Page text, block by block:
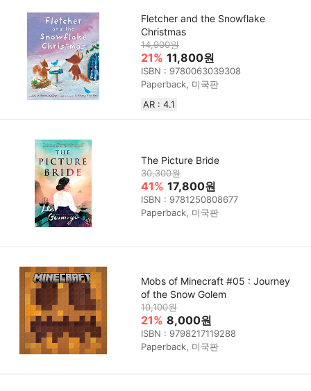
Fletcher and the Snowflake
Christmas
14,900원
21% 11,800원
ISBN : 9780063039308
Paperback, 미국판
AR : 4.1
The Picture Bride
30,300원
41% 17,800원
ISBN : 9781250808677
Paperback, 미국판
Mobs of Minecraft #05 : Journey
of the Snow Golem
10,100원
21% 8,000원
ISBN : 9798217119288
Paperback, 미국판